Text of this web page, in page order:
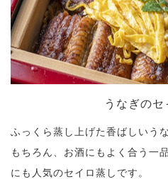
うなぎのセ
ふっくら蒸し上げた香ばしいう
もちろん、お酒にもよく合う一
にも人気のセイロ蒸しです。